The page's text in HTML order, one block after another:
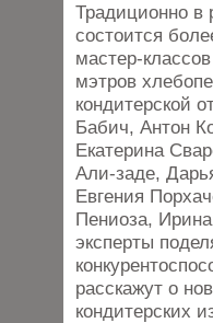
Традиционно в
состоится
мастер-
мэтров
кондитерской
Бабич, Антон
Екатерина
Али-заде,
Евгения
Пениоза,
эксперты
расскажут о
кондитерских